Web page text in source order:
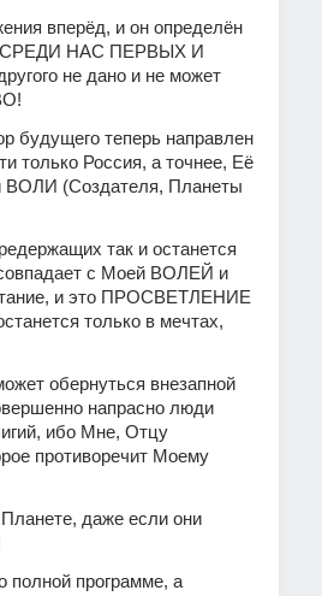
вперёд, и он определён
СРЕДИ НАС ПЕРВЫХ И
не дано и не может
будущего теперь направлен
Россия, а точнее, Её
ВОЛИ (Создателя, Планеты
так и останется
с Моей ВОЛЕЙ и
и это ПРОСВЕТЛЕНИЕ
только в мечтах,
обернуться внезапной
напрасно люди
ибо Мне, Отцу
противоречит Моему
Планете, даже если они
полной программе, а